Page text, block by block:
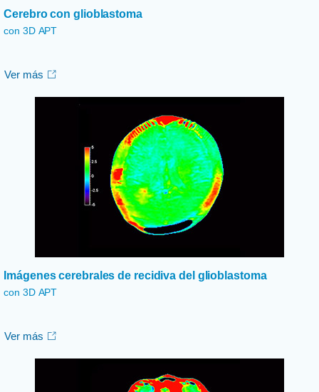
Cerebro con glioblastoma
con 3D APT
Ver más
Imágenes cerebrales de recidiva del glioblastoma
con 3D APT
Ver más